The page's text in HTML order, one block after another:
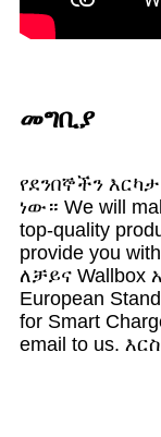
መግቢያ
የደንበኞችን
ነው። We will
top-quality
provide you
ለቻይና Wallbox
European
for Smart
email to us.